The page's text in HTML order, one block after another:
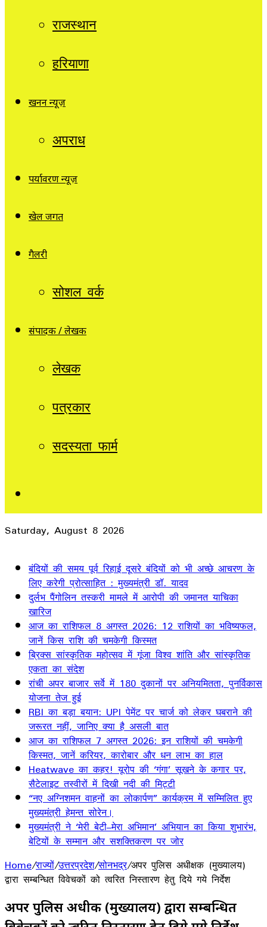
राजस्थान
हरियाणा
खनन न्यूज़
अपराध
पर्यावरण न्यूज़
खेल जगत
गैलरी
सोशल वर्क
संपादक / लेखक
लेखक
पत्रकार
सदस्यता फार्म
Saturday, August 8 2026
बंदियों की समय पूर्व रिहाई दूसरे बंदियों को भी अच्छे आचरण के
लिए करेगी प्रोत्साहित : मुख्यमंत्री डॉ. यादव
दुर्लभ पैंगोलिन तस्करी मामले में आरोपी की जमानत याचिका
खारिज
आज का राशिफल 8 अगस्त 2026: 12 राशियों का भविष्यफल,
जानें किस राशि की चमकेगी किस्मत
ब्रिक्स सांस्कृतिक महोत्सव में गूंजा विश्व शांति और सांस्कृतिक
एकता का संदेश
रांची अपर बाजार सर्वे में 180 दुकानों पर अनियमितता, पुनर्विकास
योजना तेज हुई
RBI का बड़ा बयान: UPI पेमेंट पर चार्ज को लेकर घबराने की
जरूरत नहीं, जानिए क्या है असली बात
आज का राशिफल 7 अगस्त 2026: इन राशियों की चमकेगी
किस्मत, जानें करियर, कारोबार और धन लाभ का हाल
Heatwave का कहर! यूरोप की ‘गंगा’ सूखने के कगार पर,
सैटेलाइट तस्वीरों में दिखी नदी की मिट्टी
“नए अग्निशमन वाहनों का लोकार्पण” कार्यक्रम में सम्मिलित हुए
मुख्यमंत्री हेमन्त सोरेन।
मुख्यमंत्री ने ‘मेरी बेटी–मेरा अभिमान’ अभियान का किया शुभारंभ,
बेटियों के सम्मान और सशक्तिकरण पर जोर
Home/राज्यों/उत्तरप्रदेश/सोनभद्र/अपर पुलिस अधीक्षक (मुख्यालय)
द्वारा सम्बन्धित विवेचकों को त्वरित निस्तारण हेतु दिये गये निर्देश
अपर पुलिस अधीक्षक (मुख्यालय) द्वारा सम्बन्धित